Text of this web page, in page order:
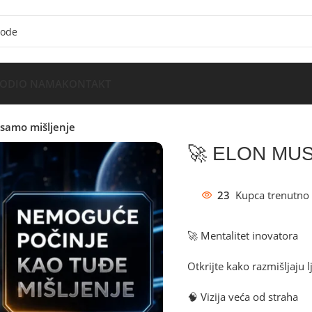
mišljenje
🚀 ELON
23 Kupca
🚀 Mentalitet inovatora
Otkrijte kako razmišljaju
🧠 Vizija veća od straha